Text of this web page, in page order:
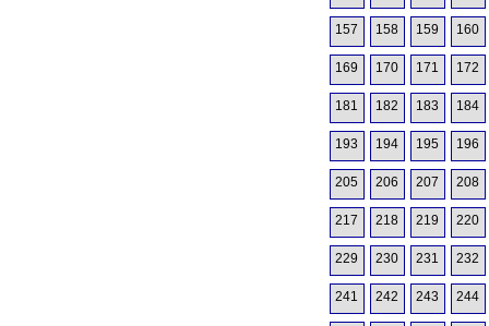
157 158 159 160
169 170 171 172
181 182 183 184
193 194 195 196
205 206 207 208
217 218 219 220
229 230 231 232
241 242 243 244